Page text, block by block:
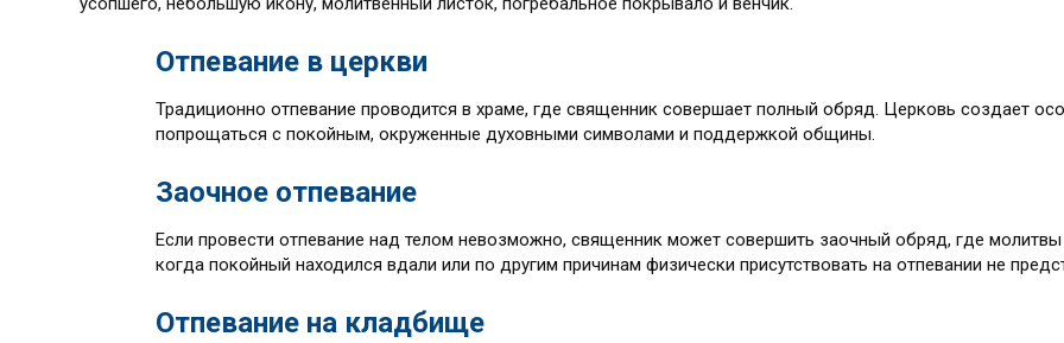
Отпевание в церкви
Традиционно отпевание проводится в храме, где священник совершает полный обряд. Церковь создает
попрощаться с покойным, окруженные духовными символами и поддержкой общины.
Заочное отпевание
Если провести отпевание над телом невозможно, священник может совершить заочный обряд, где
когда покойный находился вдали или по другим причинам физически присутствовать на отпевании не
Отпевание на кладбище